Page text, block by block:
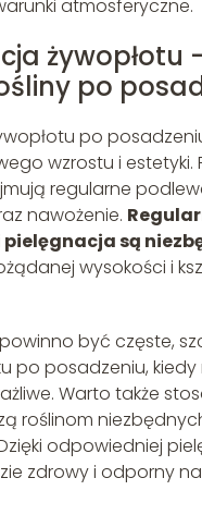
atmosferyczne.
żywopłotu
po
po
wzrostu i estetyki.
regularne
nawożenie.
są
wysokości i
być częste,
po posadzeniu, kiedy
Warto także
roślinom
odpowiedniej
zdrowy i odporny